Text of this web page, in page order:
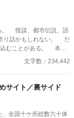
。 怪談、都市伝説、語
り話かもしれない。 だ
込むことがある。 本書
めた一冊である。 最後
気づくことになるだろ
文字数：234,442
サイト／裏サイド
全国十ケ所総数六十体